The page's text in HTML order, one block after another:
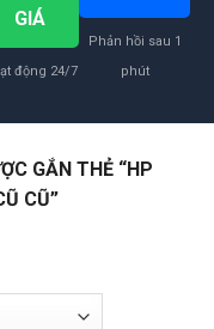
GIÁ
động 24/7
Phản hồi sau 1
phút
GẮN THẺ “HP
CŨ”